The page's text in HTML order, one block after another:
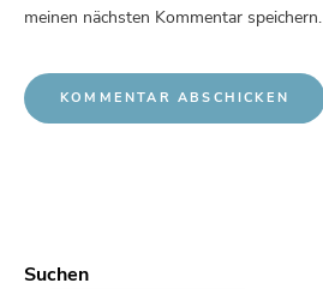
meinen nächsten Kommentar speichern.
Suchen